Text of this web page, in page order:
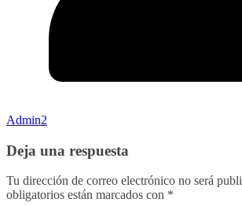
Admin2
Deja una respuesta
Tu dirección de correo electrónico no será
obligatorios están marcados con *